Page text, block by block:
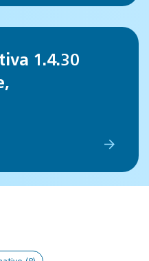
1.4.30